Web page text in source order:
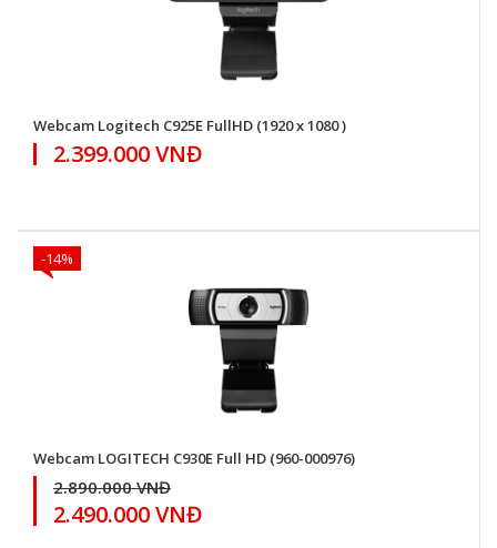
Webcam Logitech C925E FullHD (1920 x 1080 )
2.399.000 VNĐ
-14%
Webcam LOGITECH C930E Full HD (960-000976)
2.890.000 VNĐ
2.490.000 VNĐ